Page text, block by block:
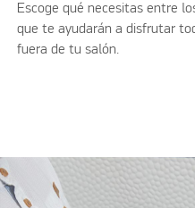
Escoge qué necesitas entre
que te ayudarán a disfrutar
fuera de tu salón.